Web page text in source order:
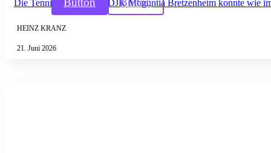
Die Tennisabteilung der DJK Moguntia Bretzenheim konnte wie
HEINZ KRANZ
21. Juni 2026